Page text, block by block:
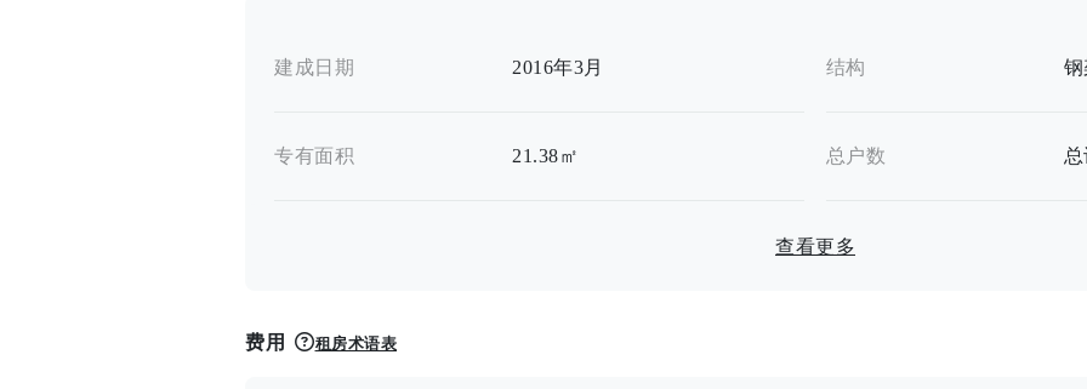
建成日期 2016年3月 结构 钢
专有面积 21.38㎡ 总户数
查看更多
费用 租房术语表